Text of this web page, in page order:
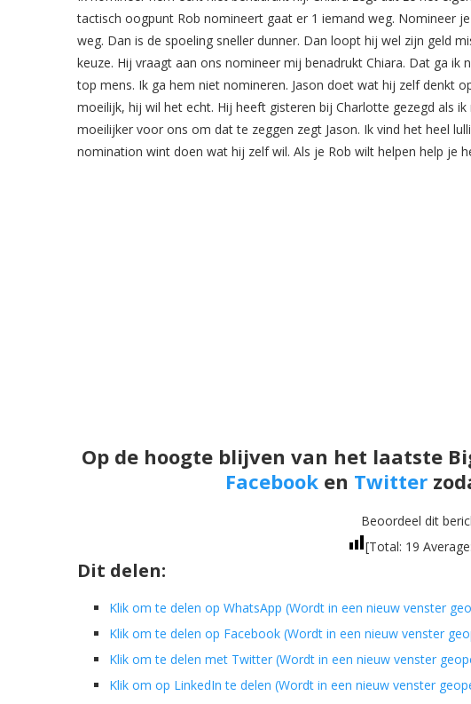
tactisch oogpunt Rob nomineert gaat er 1 iemand weg. Nomineer
weg. Dan is de spoeling sneller dunner. Dan loopt hij wel zijn geld
keuze. Hij vraagt aan ons nomineer mij benadrukt Chiara. Dat ga
top mens. Ik ga hem niet nomineren. Jason doet wat hij zelf denkt
moeilijk, hij wil het echt. Hij heeft gisteren bij Charlotte gezegd als
moeilijker voor ons om dat te zeggen zegt Jason. Ik vind het heel
nomination wint doen wat hij zelf wil. Als je Rob wilt helpen help je
Op de hoogte blijven van het laatste
Facebooken Twitter
Beoordeel dit
[Total: 19 Average:
Dit delen:
Klik om te delen op WhatsApp (Wordt in een nieuw venster
Klik om te delen op Facebook (Wordt in een nieuw venster
Klik om te delen met Twitter (Wordt in een nieuw venster
Klik om op LinkedIn te delen (Wordt in een nieuw venster